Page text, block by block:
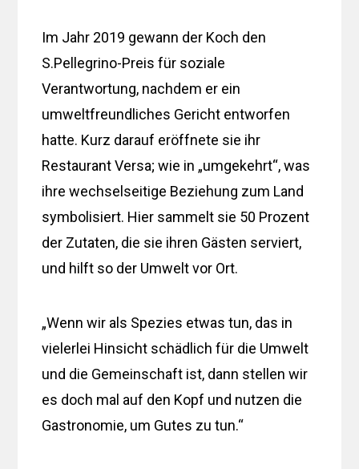
Im Jahr 2019 gewann der Koch den
S.Pellegrino-Preis für soziale
Verantwortung, nachdem er ein
umweltfreundliches Gericht entworfen
hatte. Kurz darauf eröffnete sie ihr
Restaurant Versa; wie in „umgekehrt“, was
ihre wechselseitige Beziehung zum Land
symbolisiert. Hier sammelt sie 50 Prozent
der Zutaten, die sie ihren Gästen serviert,
und hilft so der Umwelt vor Ort.
„Wenn wir als Spezies etwas tun, das in
vielerlei Hinsicht schädlich für die Umwelt
und die Gemeinschaft ist, dann stellen wir
es doch mal auf den Kopf und nutzen die
Gastronomie, um Gutes zu tun.“